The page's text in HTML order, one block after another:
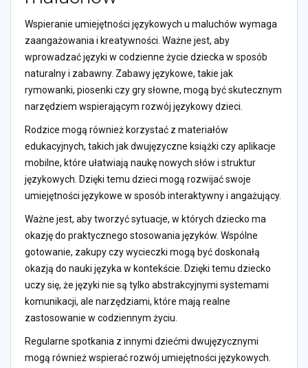
Wspieranie umiejętności językowych u maluchów wymaga
zaangażowania i kreatywności. Ważne jest, aby
wprowadzać języki w codzienne życie dziecka w sposób
naturalny i zabawny. Zabawy językowe, takie jak
rymowanki, piosenki czy gry słowne, mogą być skutecznym
narzędziem wspierającym rozwój językowy dzieci.
Rodzice mogą również korzystać z materiałów
edukacyjnych, takich jak dwujęzyczne książki czy aplikacje
mobilne, które ułatwiają naukę nowych słów i struktur
językowych. Dzięki temu dzieci mogą rozwijać swoje
umiejętności językowe w sposób interaktywny i angażujący.
Ważne jest, aby tworzyć sytuacje, w których dziecko ma
okazję do praktycznego stosowania języków. Wspólne
gotowanie, zakupy czy wycieczki mogą być doskonałą
okazją do nauki języka w kontekście. Dzięki temu dziecko
uczy się, że języki nie są tylko abstrakcyjnymi systemami
komunikacji, ale narzędziami, które mają realne
zastosowanie w codziennym życiu.
Regularne spotkania z innymi dziećmi dwujęzycznymi
mogą również wspierać rozwój umiejętności językowych.